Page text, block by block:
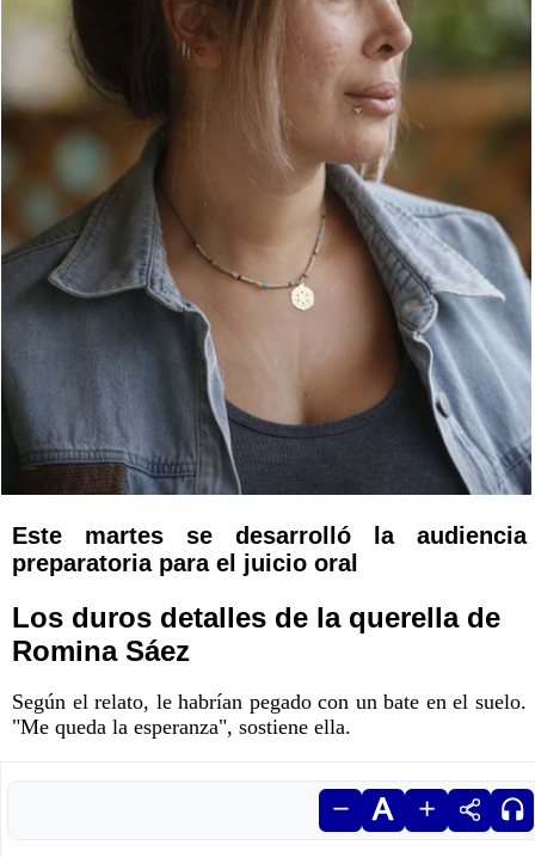
Este martes se desarrolló la audiencia
preparatoria para el juicio oral
Los duros detalles de la querella de
Romina Sáez
Según el relato, le habrían pegado con un bate en el suelo.
"Me queda la esperanza", sostiene ella.